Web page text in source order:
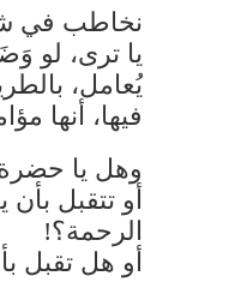
نخاطب في
يا ترى، لو
يُعامل،
فيها، أنها
وهل يا حضرة
أو تتقبل
الرحمة؟!
أو هل تقبل